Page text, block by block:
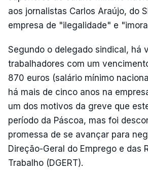
aos jornalistas Carlos Araújo, do
empresa de "ilegalidade" e
Segundo o delegado sindical, há
trabalhadores com um
870 euros (salário mínimo
há mais de cinco anos na
um dos motivos da greve que
período da Páscoa, mas foi
promessa de se avançar para
Direção-Geral do Emprego e das
Trabalho (DGERT).